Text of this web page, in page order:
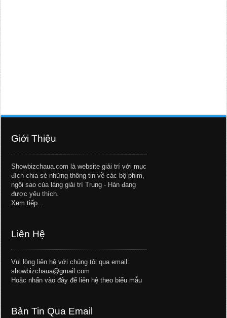
Giới Thiệu
Showbizchaua.com là website giải trí với mục
đích chia sẻ những thông tin về các bộ phim,
ngôi sao của làng giải trí Trung - Hàn đang
được yêu thích.
Xem tiếp...
Liên Hệ
Vui lòng liên hệ với chúng tôi qua email:
showbizchaua@gmail.com
Hoặc nhấn vào đây để liên hệ theo biểu mẫu
Bản Tin Qua Email